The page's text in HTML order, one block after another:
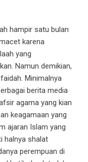
hampir satu bulan
karena
yang
Namun demikian,
Minimalnya
berita media
agama yang kian
keagamaan yang
ajaran Islam yang
halnya shalat
perempuan di